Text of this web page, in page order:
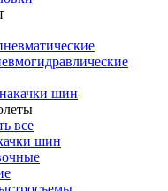
шин
все
шин